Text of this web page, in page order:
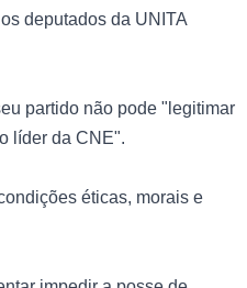
deputados da UNITA
partido não pode "legitimar
líder da CNE".
éticas, morais e